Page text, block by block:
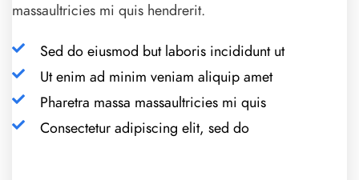
massaultricies mi quis hendrerit.
Sed do eiusmod but laboris incididunt ut
Ut enim ad minim veniam aliquip amet
Pharetra massa massaultricies mi quis
Consectetur adipiscing elit, sed do